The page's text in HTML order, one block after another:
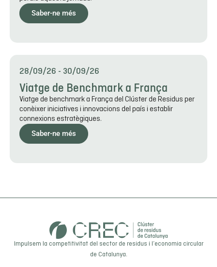
Saber-ne més
28/09/26 - 30/09/26
Viatge de Benchmark a França
Viatge de benchmark a França del Clúster de Residus per
conèixer iniciatives i innovacions del país i establir
connexions estratègiques.
Saber-ne més
Impulsem la competitivitat del sector de residus i l’economia circular
de Catalunya.